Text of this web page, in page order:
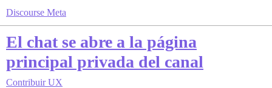
Discourse Meta
El chat se abre a la página
principal privada del canal
Contribuir UX